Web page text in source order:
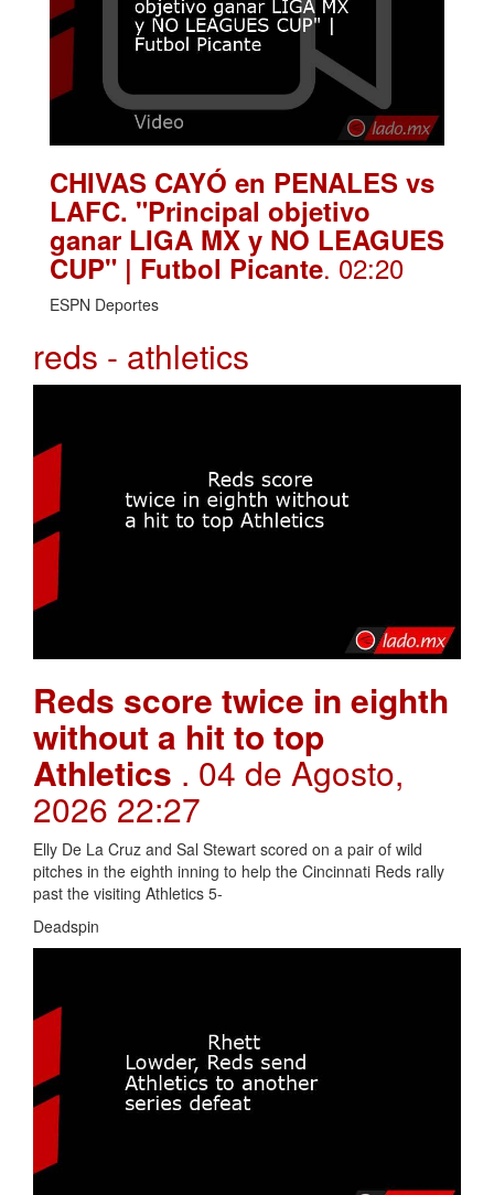
CHIVAS CAYÓ en PENALES vs
LAFC. "Principal objetivo
ganar LIGA MX y NO LEAGUES
CUP" | Futbol Picante. 02:20
ESPN Deportes
reds - athletics
Reds score twice in eighth
without a hit to top
Athletics . 04 de Agosto,
2026 22:27
Elly De La Cruz and Sal Stewart scored on a pair of wild
pitches in the eighth inning to help the Cincinnati Reds rally
past the visiting Athletics 5-
Deadspin